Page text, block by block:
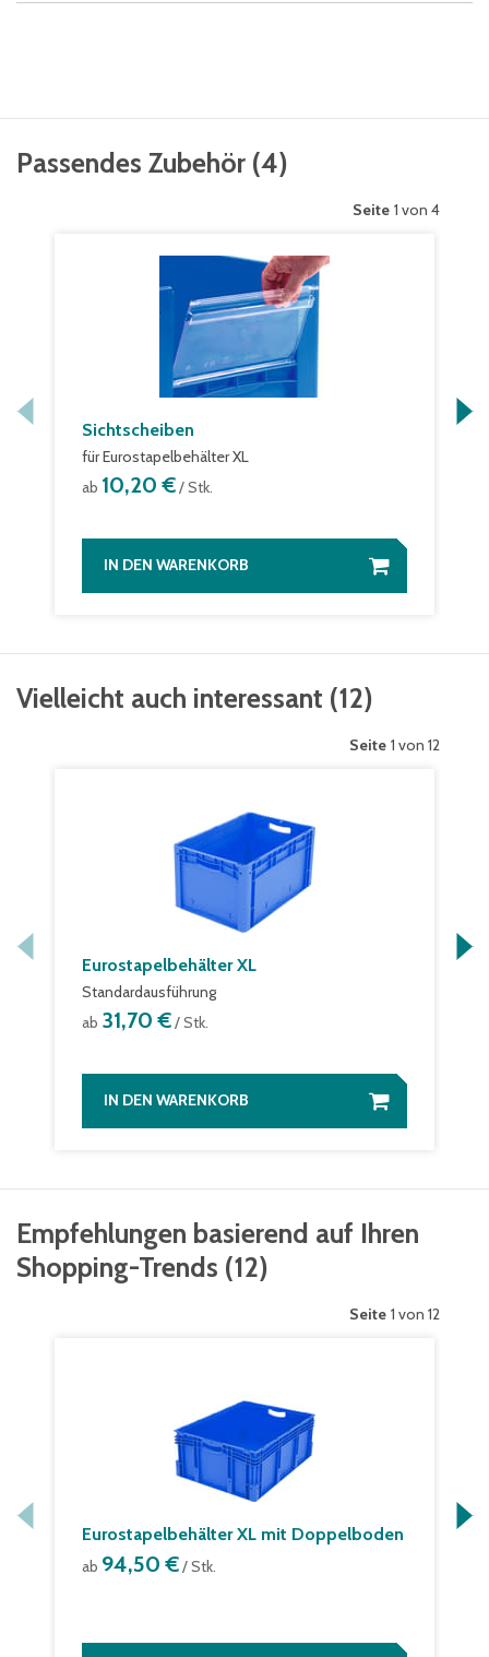
Passendes Zubehör (4)
Seite 1 von 4
Sichtscheiben
für Eurostapelbehälter XL
ab 10,20 €/ Stk.
IN DEN WARENKORB
Vielleicht auch interessant (12)
Seite 1 von 12
Eurostapelbehälter XL
Standardausführung
ab 31,70 €/ Stk.
IN DEN WARENKORB
Empfehlungen basierend auf Ihren
Shopping-Trends (12)
Seite 1 von 12
Eurostapelbehälter XL mit Doppelboden
ab 94,50 €/ Stk.